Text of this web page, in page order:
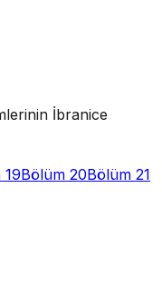
İbranice
19Bölüm 20Bölüm 21